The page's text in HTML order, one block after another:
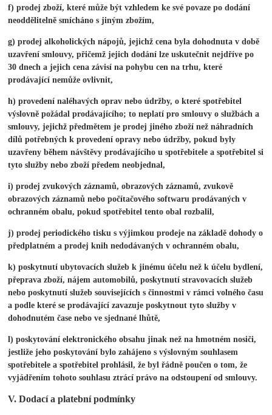
f) prodej zboží, které může být vzhledem ke své povaze po dodání
neoddělitelně smícháno s jiným zbožím,
g) prodej alkoholických nápojů, jejichž cena byla dohodnuta v době
uzavření smlouvy, přičemž jejich dodání lze uskutečnit nejdříve po
30 dnech a jejich cena závisí na pohybu cen na trhu, které
prodávající nemůže ovlivnit,
h) provedení naléhavých oprav nebo údržby, o které spotřebitel
výslovně požádal prodávajícího; to neplatí pro smlouvy o službách a
smlouvy, jejichž předmětem je prodej jiného zboží než náhradních
dílů potřebných k provedení opravy nebo údržby, pokud byly
uzavřeny během návštěvy prodávajícího u spotřebitele a spotřebitel si
tyto služby nebo zboží předem neobjednal,
i) prodej zvukových záznamů, obrazových záznamů, zvukově
obrazových záznamů nebo počítačového softwaru prodávaných v
ochranném obalu, pokud spotřebitel tento obal rozbalil,
j) prodej periodického tisku s výjimkou prodeje na základě dohody o
předplatném a prodej knih nedodávaných v ochranném obalu,
k) poskytnutí ubytovacích služeb k jinému účelu než k účelu bydlení,
přeprava zboží, nájem automobilů, poskytnutí stravovacích služeb
nebo poskytnutí služeb souvisejících s činnostmi v rámci volného času
a podle které se prodávající zavazuje poskytnout tyto služby v
dohodnutém čase nebo ve sjednané lhůtě,
l) poskytování elektronického obsahu jinak než na hmotném nosiči,
jestliže jeho poskytování bylo zahájeno s výslovným souhlasem
spotřebitele a spotřebitel prohlásil, že byl řádně poučen o tom, že
vyjádřením tohoto souhlasu ztrácí právo na odstoupení od smlouvy.
V. Dodací a platební podmínky